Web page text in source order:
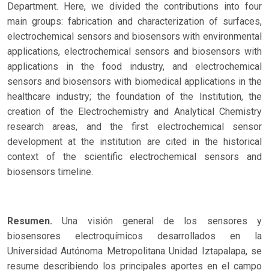
Department. Here, we divided the contributions into four
main groups: fabrication and characterization of surfaces,
electrochemical sensors and biosensors with environmental
applications, electrochemical sensors and biosensors with
applications in the food industry, and electrochemical
sensors and biosensors with biomedical applications in the
healthcare industry; the foundation of the Institution, the
creation of the Electrochemistry and Analytical Chemistry
research areas, and the first electrochemical sensor
development at the institution are cited in the historical
context of the scientific electrochemical sensors and
biosensors timeline.
Resumen. Una visión general de los sensores y
biosensores electroquímicos desarrollados en la
Universidad Autónoma Metropolitana Unidad Iztapalapa, se
resume describiendo los principales aportes en el campo